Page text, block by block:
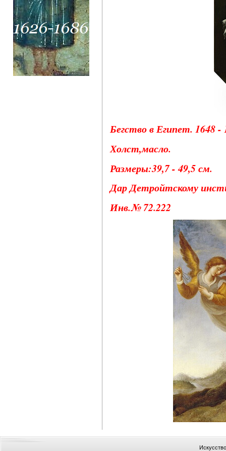
Бегство в Египет. 1648 -
Холст,масло.
Размеры:39,7 - 49,5 см.
Дар Детройтскому
Инв.№ 72.222